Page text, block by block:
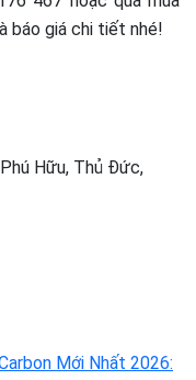
báo giá chi tiết nhé!
Hữu, Thủ Đức,
Mới Nhất 2026: